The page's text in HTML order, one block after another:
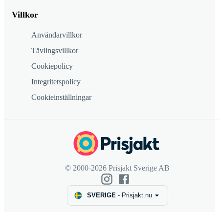
Villkor
Användarvillkor
Tävlingsvillkor
Cookiepolicy
Integritetspolicy
Cookieinställningar
© 2000-2026 Prisjakt Sverige AB
SVERIGE- Prisjakt.nu